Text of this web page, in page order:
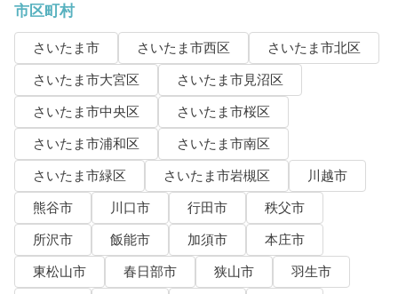
市区町村
さいたま市 さいたま市西区
さいたま市北区
さいたま市大宮区
さいたま市見沼区
さいたま市中央区
さいたま市桜区
さいたま市浦和区
さいたま市南区
さいたま市緑区
さいたま市岩槻区
川越市
熊谷市
川口市 行田市
秩父市
所沢市
飯能市 加須市
本庄市
東松山市
春日部市 狭山市
羽生市